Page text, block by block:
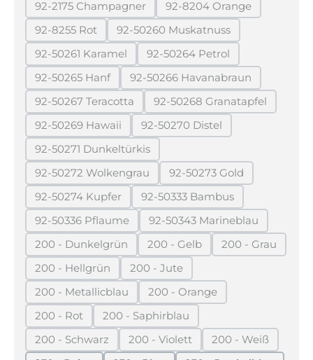
92-2175 Champagner
(Diese Option ist zurzeit nicht verfügbar.)
92-8204 Orange
(Diese Option ist
92-8255 Rot
(Diese Option ist zurzeit nicht verfügbar.)
92-50260 Muskatnuss
(Diese Option ist zurzeit nicht
92-50261 Karamel
(Diese Option ist zurzeit nicht verfügbar.)
92-50264 Petrol
(Diese Option ist zurzeit
92-50265 Hanf
(Diese Option ist zurzeit nicht verfügbar.)
92-50266 Havanabraun
(Diese Option ist zurzeit
92-50267 Teracotta
(Diese Option ist zurzeit nicht verfügbar.)
92-50268 Granatapfel
(Diese Option ist
92-50269 Hawaii
(Diese Option ist zurzeit nicht verfügbar.)
92-50270 Distel
(Diese Option ist zurzeit
92-50271 Dunkeltürkis
(Diese Option ist zurzeit nicht verfügbar.)
92-50272 Wolkengrau
(Diese Option ist zurzeit nicht verfügbar.)
92-50273 Gold
(Diese Option ist
92-50274 Kupfer
(Diese Option ist zurzeit nicht verfügbar.)
92-50333 Bambus
(Diese Option ist zurzeit
92-50336 Pflaume
(Diese Option ist zurzeit nicht verfügbar.)
92-50343 Marineblau
(Diese Option ist
200 - Dunkelgrün
(Diese Option ist zurzeit nicht verfügbar.)
200 - Gelb
(Diese Option ist zurzeit nicht
200 - Grau
(Diese
200 - Hellgrün
(Diese Option ist zurzeit nicht verfügbar.)
200 - Jute
(Diese Option ist zurzeit nicht
200 - Metallicblau
(Diese Option ist zurzeit nicht verfügbar.)
200 - Orange
(Diese Option ist zurzeit
200 - Rot
(Diese Option ist zurzeit nicht verfügbar.)
200 - Saphirblau
(Diese Option ist zurzeit nicht
200 - Schwarz
(Diese Option ist zurzeit nicht verfügbar.)
200 - Violett
(Diese Option ist zurzeit nicht
200 - Weiß
(Diese Option